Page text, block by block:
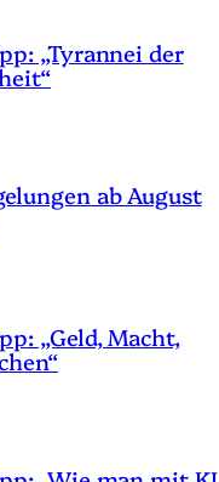
„Tyrannei der
ab August
„Geld, Macht,